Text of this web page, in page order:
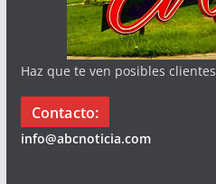
Haz que te ven posibles clientes
Contacto:
info@abcnoticia.com